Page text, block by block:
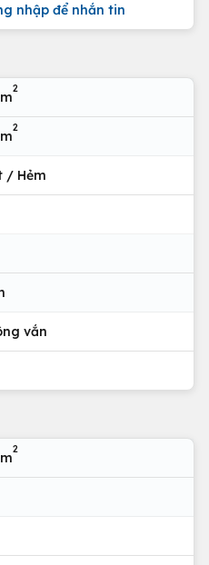
nhập để nhắn tin
2
2
/ Hẻm
vắn
2